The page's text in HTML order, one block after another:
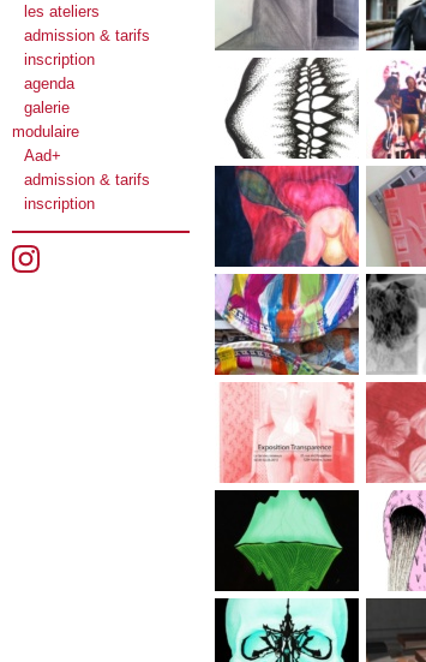
les ateliers
admission & tarifs
inscription
agenda
galerie
modulaire
Aad+
admission & tarifs
inscription